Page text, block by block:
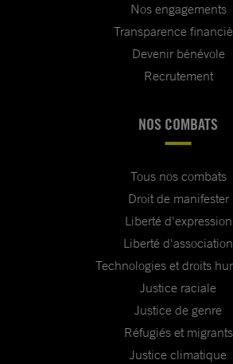
Nos engagements
Transparence
Devenir bénévole
Recrutement
NOS COMBATS
Tous nos combats
Droit de manifester
Liberté d'expression
Liberté d'association
Technologies et droits
Justice raciale
Justice de genre
Réfugiés et migrants
Justice climatique